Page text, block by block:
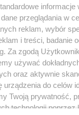
informacje
przeglądania w
reklam, wybór
i treści, badanie
Za zgodą
używać
oraz aktywnie
urządzenia do celów
Twoją prywatność,
technologii poprzez